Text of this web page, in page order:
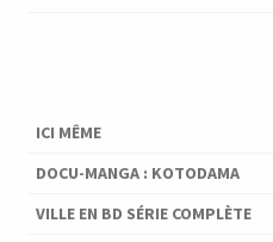
ICI MÊME
DOCU-MANGA : KOTODAMA
VILLE EN BD SÉRIE COMPLÈTE